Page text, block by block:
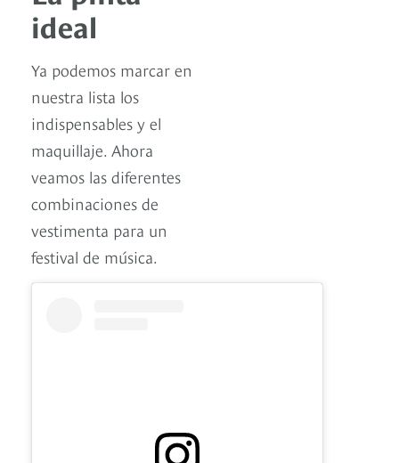
ideal
Ya podemos marcar en
nuestra lista los
indispensables y el
maquillaje. Ahora
veamos las diferentes
combinaciones de
vestimenta para un
festival de música.